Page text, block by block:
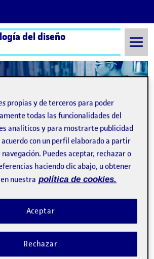
del diseño
1 29 Octubre, 2021
2021
Y KIT DE CAMPO
Bkhicha
de publicación
202129 octubre, 2021 7:48 pm
-comentarioen FASE 2: ETNOGRAFÍA Y KIT DE
Definir la comunidad
propias y de terceros para poder
todas las funcionalidades del
analíticos y para mostrarte publicidad
con un perfil elaborado a partir
Puedes aceptar, rechazar o
haciendo clic abajo, u obtener
nuestra política de cookies.
Rechazar
Aceptar